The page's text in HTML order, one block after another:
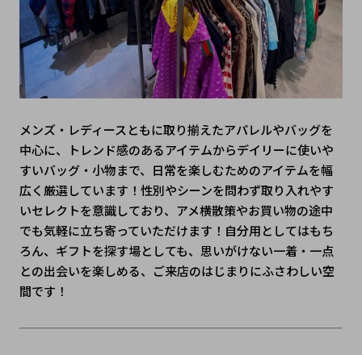
メンズ・レディースともに取り揃えたアパレルやバッグを
中心に、トレンド感のあるアイテムからデイリーに使いや
すいバッグ・小物まで、日常を楽しむためのアイテムを幅
広く厳選しています！性別やシーンを問わず取り入れやす
いセレクトを意識しており、アメ横散策やお買い物の途中
でも気軽に立ち寄っていただけます！自分用としてはもち
ろん、ギフトを探す場としても、思いがけない一着・一点
との出会いを楽しめる、ご来店のはじまりにふさわしい空
間です！